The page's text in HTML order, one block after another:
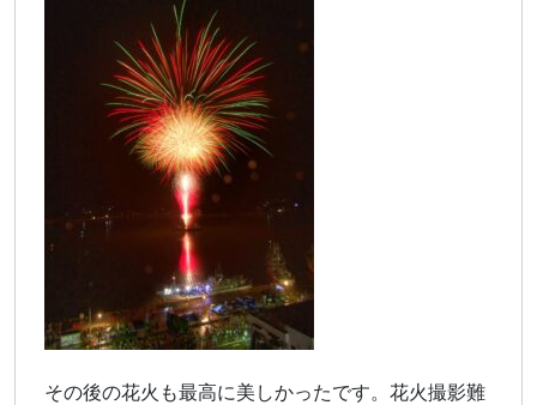
その後の花火も最高に美しかったです。花火撮影難